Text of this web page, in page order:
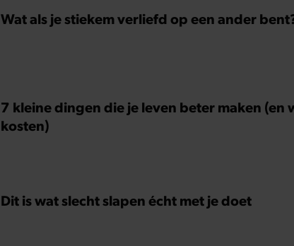
Wat als je stiekem verliefd op een ander
7 kleine dingen die je leven beter maken (en
kosten)
Dit is wat slecht slapen écht met je doet